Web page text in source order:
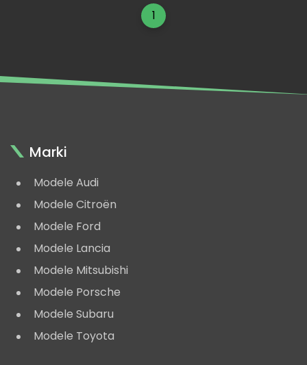
1
Marki
Modele Audi
Modele Citroën
Modele Ford
Modele Lancia
Modele Mitsubishi
Modele Porsche
Modele Subaru
Modele Toyota